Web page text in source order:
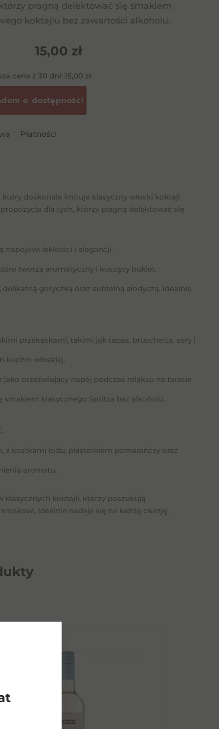
pragną delektować się smakiem
koktajlu bez zawartości alkoholu.
15,00 zł
cena z 30 dni: 15,00 zł
Płatności
doskonale imituje klasyczny włoski koktajl
dla tych, którzy pragną delektować się
napojowi lekkości i elegancji.
tworzą aromatyczny i kuszący bukiet.
goryczką oraz subtelną słodyczą. Idealnie
przekąskami, takimi jak tapas, bruschetta, sery i
kuchni włoskiej.
orzeźwiający napój podczas relaksu na tarasie
smakiem klasycznego Spritza bez alkoholu.
z kostkami lodu, plasterkiem pomarańczy oraz
aromatu.
klasycznych koktajli, którzy poszukują
idealnie nadaje się na każdą okazję,